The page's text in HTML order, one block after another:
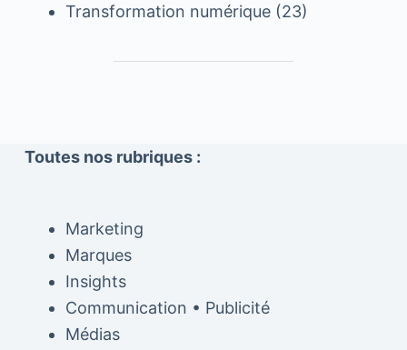
Transformation numérique(23)
Toutes nos rubriques :
Marketing
Marques
Insights
Communication • Publicité
Médias